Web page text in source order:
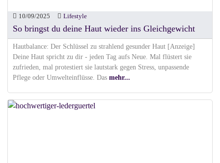
10/09/2025 Lifestyle
So bringst du deine Haut wieder ins Gleichgewicht
Hautbalance: Der Schlüssel zu strahlend gesunder Haut [Anzeige]
Deine Haut spricht zu dir - jeden Tag aufs Neue. Mal flüstert sie
zufrieden, mal protestiert sie lautstark gegen Stress, unpassende
Pflege oder Umwelteinflüsse. Das mehr...